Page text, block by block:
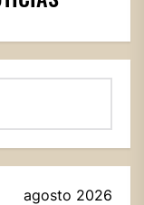
agosto 2026